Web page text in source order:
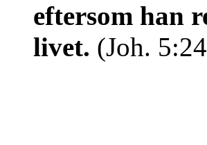
eftersom han
livet. (Joh.